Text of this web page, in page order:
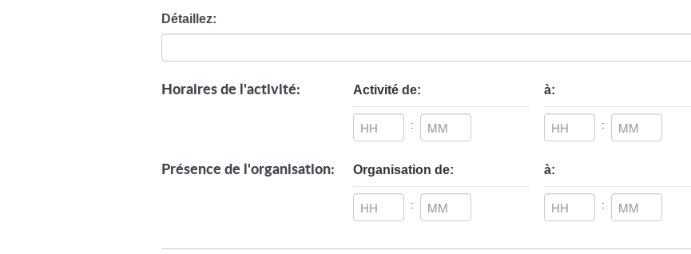
Détaillez:
Horaires de l'activité: Activité de:
:
à:
:
Présence de l'organisation:
Organisation de:
:
à:
: